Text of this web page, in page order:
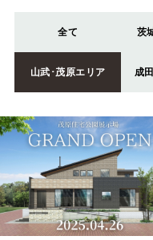
全て 茨
山武･茂原エリア 成